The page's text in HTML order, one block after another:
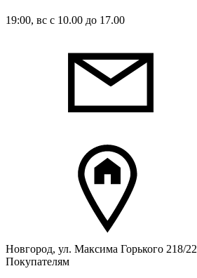
19:00, вс с 10.00 до 17.00
Новгород, ул. Максима Горького 218/22
Покупателям